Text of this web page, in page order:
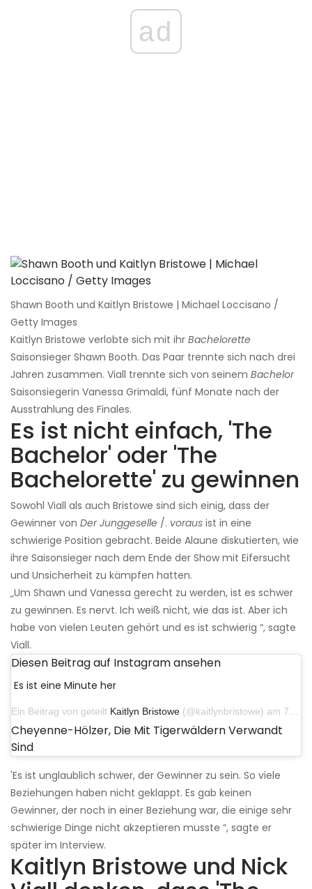
ad
Shawn Booth und Kaitlyn Bristowe | Michael Loccisano /
Getty Images
Kaitlyn Bristowe verlobte sich mit ihr Bachelorette
Saisonsieger Shawn Booth. Das Paar trennte sich nach drei
Jahren zusammen. Viall trennte sich von seinem Bachelor
Saisonsiegerin Vanessa Grimaldi, fünf Monate nach der
Ausstrahlung des Finales.
Es ist nicht einfach, 'The
Bachelor' oder 'The
Bachelorette' zu gewinnen
Sowohl Viall als auch Bristowe sind sich einig, dass der
Gewinner von Der Junggeselle /. voraus ist in eine
schwierige Position gebracht. Beide Alaune diskutierten, wie
ihre Saisonsieger nach dem Ende der Show mit Eifersucht
und Unsicherheit zu kämpfen hatten.
„Um Shawn und Vanessa gerecht zu werden, ist es schwer
zu gewinnen. Es nervt. Ich weiß nicht, wie das ist. Aber ich
habe von vielen Leuten gehört und es ist schwierig “, sagte
Viall.
Diesen Beitrag auf Instagram ansehen
Es ist eine Minute her
Ein Beitrag von geteilt Kaitlyn Bristowe (@kaitlynbristowe) am 7. September 2018 um 10:23 Uhr PDT
Cheyenne-Hölzer, Die Mit Tigerwäldern Verwandt
Sind
'Es ist unglaublich schwer, der Gewinner zu sein. So viele
Beziehungen haben nicht geklappt. Es gab keinen
Gewinner, der noch in einer Beziehung war, die einige sehr
schwierige Dinge nicht akzeptieren musste “, sagte er
später im Interview.
Kaitlyn Bristowe und Nick